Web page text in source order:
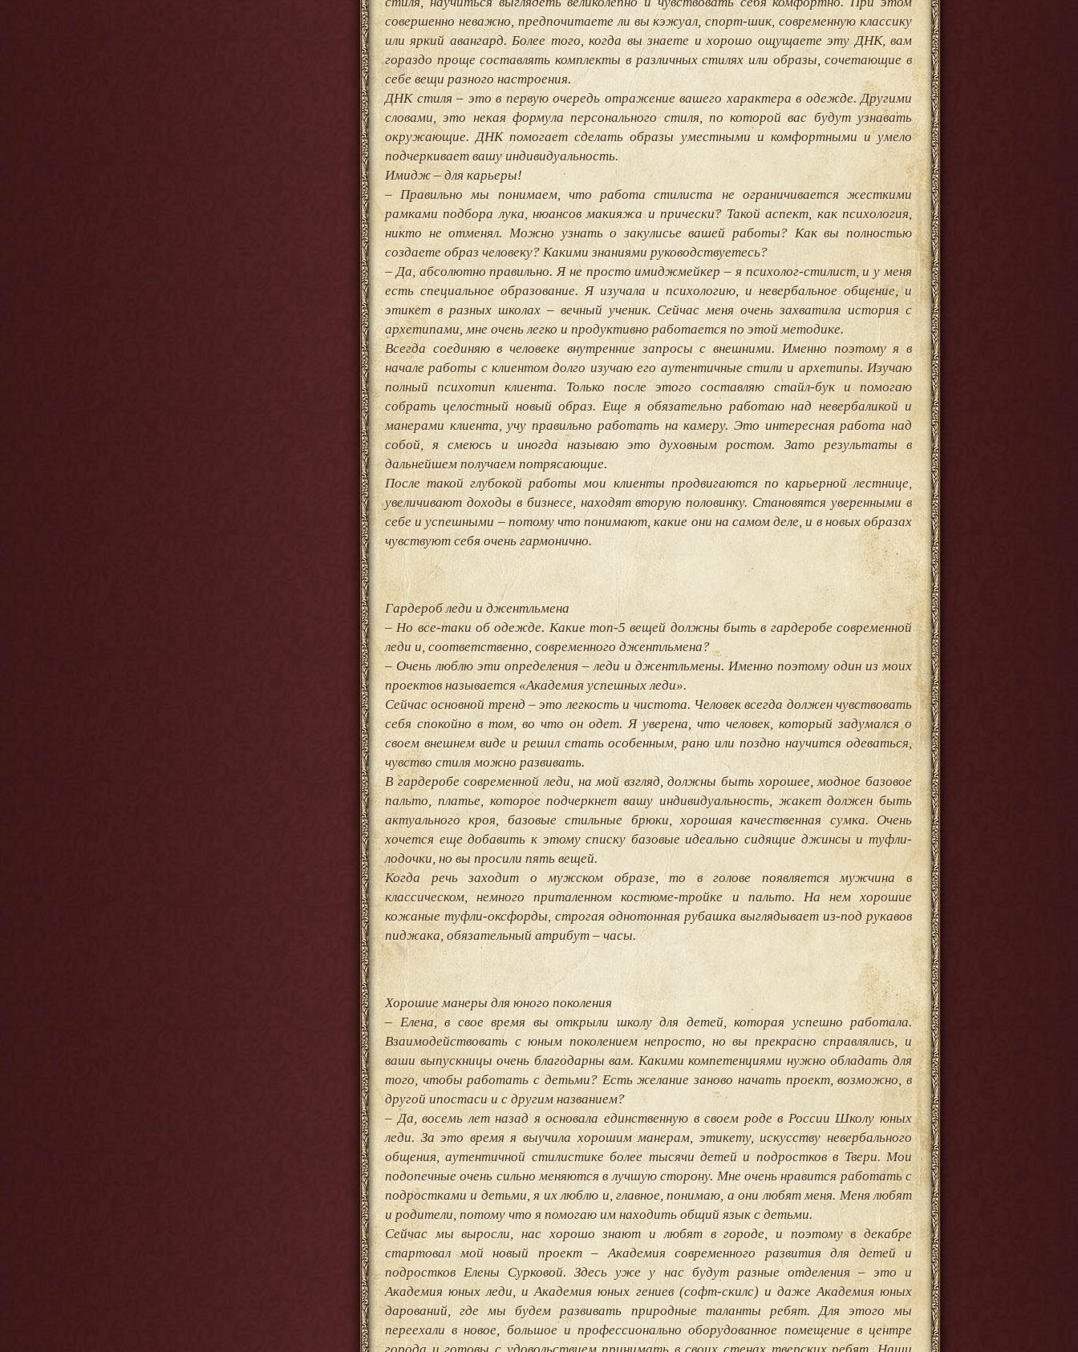
совершенно неважно, предпочитаете ли вы кэжуал, спорт-шик, современную классику
или яркий авангард. Более того, когда вы знаете и хорошо ощущаете эту ДНК, вам
гораздо проще составлять комплекты в различных стилях или образы, сочетающие в
себе вещи разного настроения.
ДНК стиля – это в первую очередь отражение вашего характера в одежде. Другими
словами, это некая формула персонального стиля, по которой вас будут узнавать
окружающие. ДНК помогает сделать образы уместными и комфортными и умело
подчеркивает вашу индивидуальность.
Имидж – для карьеры!
– Правильно мы понимаем, что работа стилиста не ограничивается жесткими
рамками подбора лука, нюансов макияжа и прически? Такой аспект, как психология,
никто не отменял. Можно узнать о закулисье вашей работы? Как вы полностью
создаете образ человеку? Какими знаниями руководствуетесь?
– Да, абсолютно правильно. Я не просто имиджмейкер – я психолог-стилист, и у меня
есть специальное образование. Я изучала и психологию, и невербальное общение, и
этикет в разных школах – вечный ученик. Сейчас меня очень захватила история с
архетипами, мне очень легко и продуктивно работается по этой методике.
Всегда соединяю в человеке внутренние запросы с внешними. Именно поэтому я в
начале работы с клиентом долго изучаю его аутентичные стили и архетипы. Изучаю
полный психотип клиента. Только после этого составляю стайл-бук и помогаю
собрать целостный новый образ. Еще я обязательно работаю над невербаликой и
манерами клиента, учу правильно работать на камеру. Это интересная работа над
собой, я смеюсь и иногда называю это духовным ростом. Зато результаты в
дальнейшем получаем потрясающие.
После такой глубокой работы мои клиенты продвигаются по карьерной лестнице,
увеличивают доходы в бизнесе, находят вторую половинку. Становятся уверенными в
себе и успешными – потому что понимают, какие они на самом деле, и в новых образах
чувствуют себя очень гармонично.
Гардероб леди и джентльмена
– Но все-таки об одежде. Какие топ-5 вещей должны быть в гардеробе современной
леди и, соответственно, современного джентльмена?
– Очень люблю эти определения – леди и джентльмены. Именно поэтому один из моих
проектов называется «Академия успешных леди».
Сейчас основной тренд – это легкость и чистота. Человек всегда должен чувствовать
себя спокойно в том, во что он одет. Я уверена, что человек, который задумался о
своем внешнем виде и решил стать особенным, рано или поздно научится одеваться,
чувство стиля можно развивать.
В гардеробе современной леди, на мой взгляд, должны быть хорошее, модное базовое
пальто, платье, которое подчеркнет вашу индивидуальность, жакет должен быть
актуального кроя, базовые стильные брюки, хорошая качественная сумка. Очень
хочется еще добавить к этому списку базовые идеально сидящие джинсы и туфли-
лодочки, но вы просили пять вещей.
Когда речь заходит о мужском образе, то в голове появляется мужчина в
классическом, немного приталенном костюме-тройке и пальто. На нем хорошие
кожаные туфли-оксфорды, строгая однотонная рубашка выглядывает из-под рукавов
пиджака, обязательный атрибут – часы.
Хорошие манеры для юного поколения
– Елена, в свое время вы открыли школу для детей, которая успешно работала.
Взаимодействовать с юным поколением непросто, но вы прекрасно справлялись, и
ваши выпускницы очень благодарны вам. Какими компетенциями нужно обладать для
того, чтобы работать с детьми? Есть желание заново начать проект, возможно, в
другой ипостаси и с другим названием?
– Да, восемь лет назад я основала единственную в своем роде в России Школу юных
леди. За это время я выучила хорошим манерам, этикету, искусству невербального
общения, аутентичной стилистике более тысячи детей и подростков в Твери. Мои
подопечные очень сильно меняются в лучшую сторону. Мне очень нравится работать с
подростками и детьми, я их люблю и, главное, понимаю, а они любят меня. Меня любят
и родители, потому что я помогаю им находить общий язык с детьми.
Сейчас мы выросли, нас хорошо знают и любят в городе, и поэтому в декабре
стартовал мой новый проект – Академия современного развития для детей и
подростков Елены Сурковой. Здесь уже у нас будут разные отделения – это и
Академия юных леди, и Академия юных гениев (софт-скилс) и даже Академия юных
дарований, где мы будем развивать природные таланты ребят. Для этого мы
переехали в новое, большое и профессионально оборудованное помещение в центре